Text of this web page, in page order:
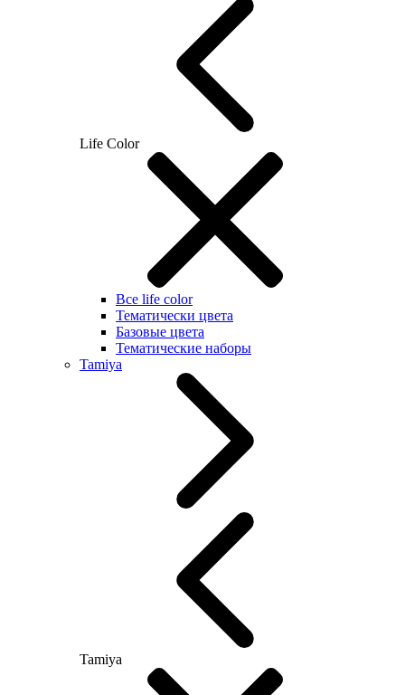
Life Color
Все life color
Тематически цвета
Базовые цвета
Тематические наборы
Tamiya
Tamiya